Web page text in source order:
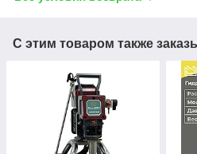
С этим товаром также